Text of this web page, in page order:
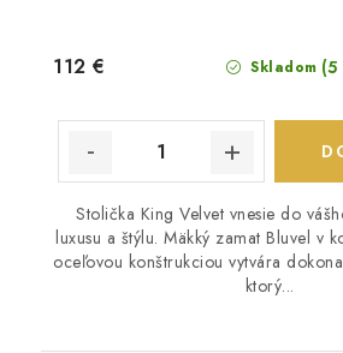
Skladom (5
112 €
Stolička King Velvet vnesie do
luxusu a štýlu. Mäkký zamat Bluvel v
oceľovou konštrukciou vytvára
ktorý...